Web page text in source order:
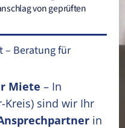
von geprüften
– Beratung für
Miete – In
Kreis) sind wir Ihr
in